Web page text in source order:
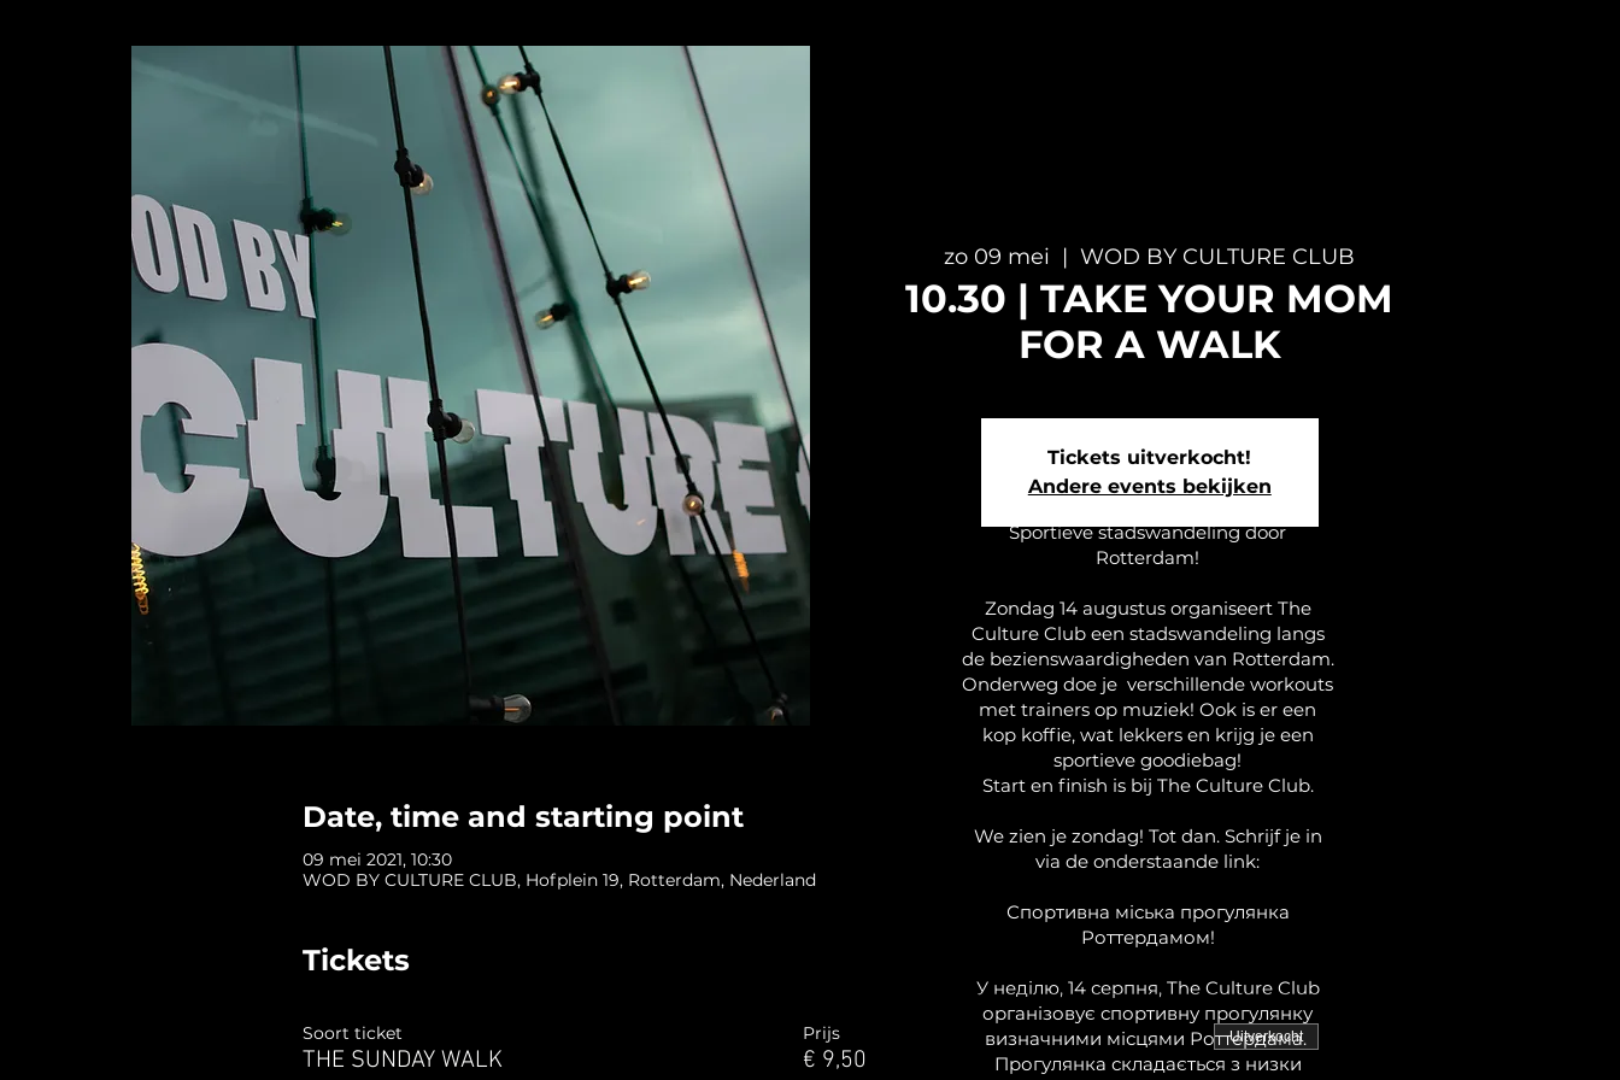
zo 09 mei
  |
WOD BY CULTURE CLUB
10.30 | TAKE YOUR MOM
FOR A WALK
Tickets uitverkocht!
Andere events bekijken
Date, time and starting point
09 mei 2021, 10:30
WOD BY CULTURE CLUB, Hofplein 19, Rotterdam, Nederland
Tickets
Soort ticket
THE SUNDAY WALK
Prijs
€ 9,50
Uitverkocht
Sportieve stadswandeling door
Rotterdam!
Zondag 14 augustus organiseert The
Culture Club een stadswandeling langs
de bezienswaardigheden van Rotterdam.
Onderweg doe je verschillende workouts
met trainers op muziek! Ook is er een
kop koffie, wat lekkers en krijg je een
sportieve goodiebag!
Start en finish is bij The Culture Club.
We zien je zondag! Tot dan. Schrijf je in
via de onderstaande link:
Спортивна міська прогулянка
Роттердамом!
У неділю, 14 серпня, The Culture Club
організовує спортивну прогулянку
визначними місцями Роттердама.
Прогулянка складається з низки